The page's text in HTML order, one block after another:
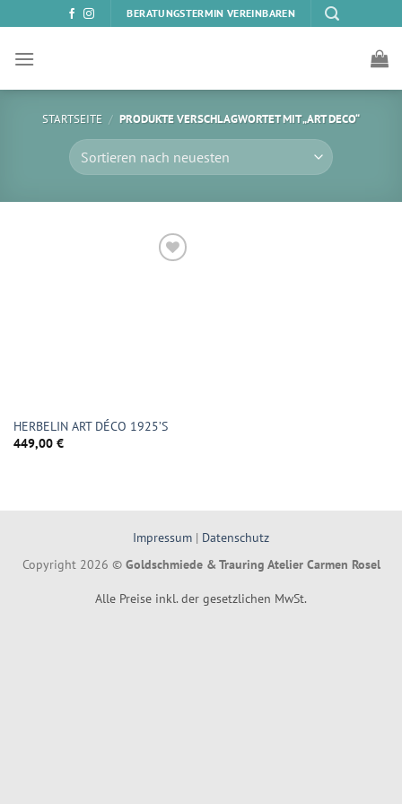
Inhalt
springen
BERATUNGSTERMIN VEREINBAREN
STARTSEITE / PRODUKTE VERSCHLAGWORTET MIT „ART DECO“
HERBELIN ART DÉCO 1925’S
449,00 €
Impressum | Datenschutz
Copyright 2026 © Goldschmiede & Trauring Atelier Carmen Rosel
Alle Preise inkl. der gesetzlichen MwSt.